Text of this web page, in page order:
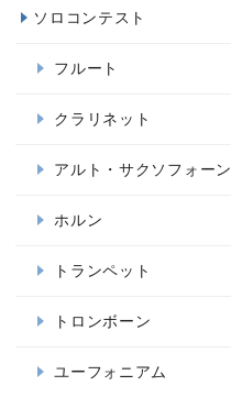
ソロコンテスト
フルート
クラリネット
アルト・サクソフォーン
ホルン
トランペット
トロンボーン
ユーフォニアム